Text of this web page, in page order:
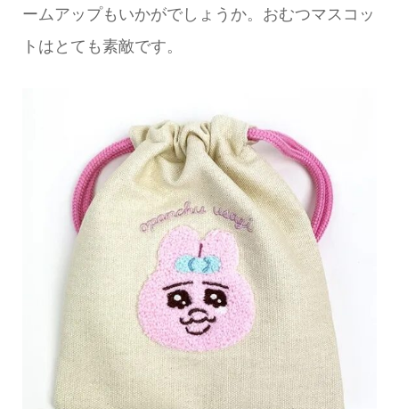
ームアップもいかがでしょうか。おむつマスコッ
トはとても素敵です。